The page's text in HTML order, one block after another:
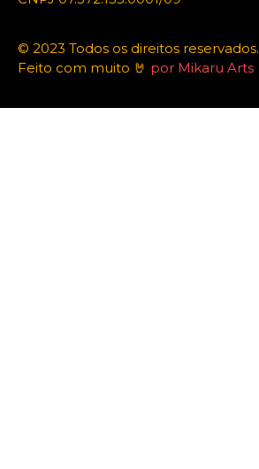
© 2023 Todos os direitos reservados.
Feito com muito 🤘 por Mikaru Arts